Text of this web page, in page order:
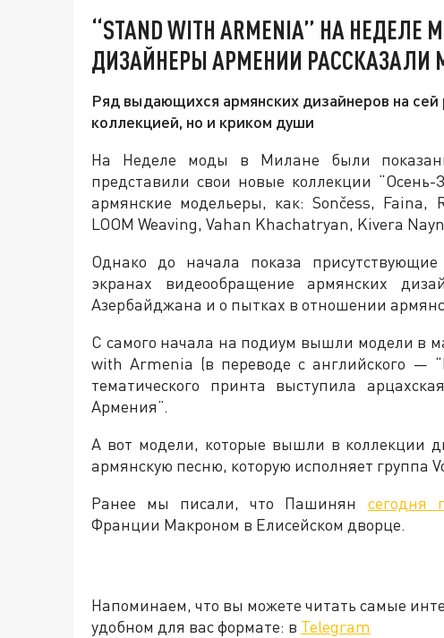
“STAND WITH ARMENIA” НА
ДИЗАЙНЕРЫ АРМЕНИИ РАССКАЗАЛИ
Ряд выдающихся армянских дизайнеров на сей
коллекцией, но и криком души
На Неделе моды в Милане были
представили свои новые коллекции
армянские модельеры, как: Sončess, Faina,
LOOM Weaving, Vahan Khachatryan, Kivera
Однако до начала показа
экранах видеообращение армянских
Азербайджана и о пытках в отношении
С самого начала на подиум вышли модели в
with Armenia (в переводе с английского —
тематического принта выступила
Армения”.
А вот модели, которые вышли в коллекции
армянскую песню, которую исполняет группа
Ранее мы писали, что Пашинян сегодня
Франции Макроном в Елисейском дворце.
Напоминаем, что вы можете читать самые
удобном для вас формате: в Telegram